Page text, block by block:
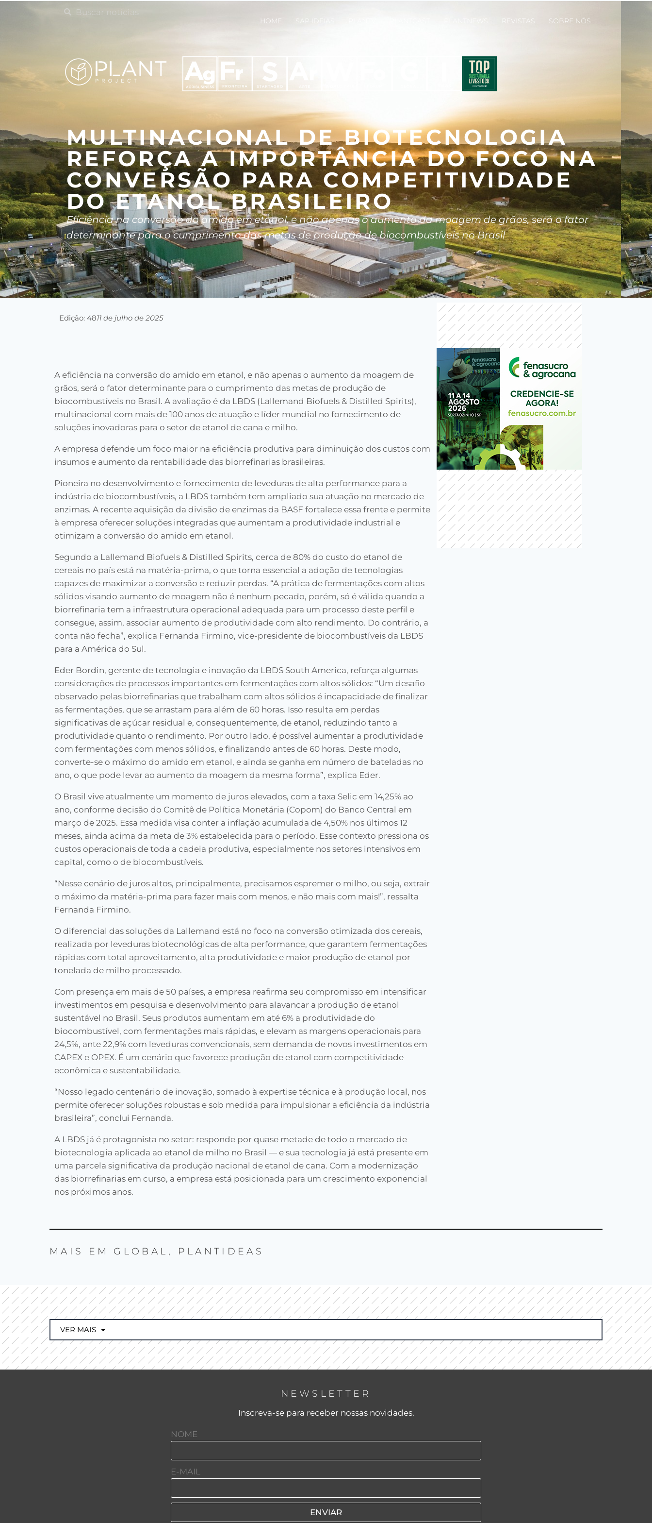
HOME SAP IDEIAS REVISTAS SOBRE NÓS
MULTINACIONAL DE BIOTECNOLOGIA
REFORÇA A IMPORTÂNCIA DO FOCO NA
CONVERSÃO PARA COMPETITIVIDADE
DO ETANOL BRASILEIRO
Eficiência na conversão do amido em etanol, e não apenas o aumento da moagem de grãos, será o fator
determinante para o cumprimento das metas de produção de biocombustíveis no Brasil
Edição: 4811 de julho de 2025
A eficiência na conversão do amido em etanol, e não apenas o aumento da moagem de
grãos, será o fator determinante para o cumprimento das metas de produção de
biocombustíveis no Brasil. A avaliação é da LBDS (Lallemand Biofuels & Distilled Spirits),
multinacional com mais de 100 anos de atuação e líder mundial no fornecimento de
soluções inovadoras para o setor de etanol de cana e milho.
A empresa defende um foco maior na eficiência produtiva para diminuição dos custos com
insumos e aumento da rentabilidade das biorrefinarias brasileiras.
Pioneira no desenvolvimento e fornecimento de leveduras de alta performance para a
indústria de biocombustíveis, a LBDS também tem ampliado sua atuação no mercado de
enzimas. A recente aquisição da divisão de enzimas da BASF fortalece essa frente e permite
à empresa oferecer soluções integradas que aumentam a produtividade industrial e
otimizam a conversão do amido em etanol.
Segundo a Lallemand Biofuels & Distilled Spirits, cerca de 80% do custo do etanol de
cereais no país está na matéria-prima, o que torna essencial a adoção de tecnologias
capazes de maximizar a conversão e reduzir perdas. “A prática de fermentações com altos
sólidos visando aumento de moagem não é nenhum pecado, porém, só é válida quando a
biorrefinaria tem a infraestrutura operacional adequada para um processo deste perfil e
consegue, assim, associar aumento de produtividade com alto rendimento. Do contrário, a
conta não fecha”, explica Fernanda Firmino, vice-presidente de biocombustíveis da LBDS
para a América do Sul.
Eder Bordin, gerente de tecnologia e inovação da LBDS South America, reforça algumas
considerações de processos importantes em fermentações com altos sólidos: “Um desafio
observado pelas biorrefinarias que trabalham com altos sólidos é incapacidade de finalizar
as fermentações, que se arrastam para além de 60 horas. Isso resulta em perdas
significativas de açúcar residual e, consequentemente, de etanol, reduzindo tanto a
produtividade quanto o rendimento. Por outro lado, é possível aumentar a produtividade
com fermentações com menos sólidos, e finalizando antes de 60 horas. Deste modo,
converte-se o máximo do amido em etanol, e ainda se ganha em número de bateladas no
ano, o que pode levar ao aumento da moagem da mesma forma”, explica Eder.
O Brasil vive atualmente um momento de juros elevados, com a taxa Selic em 14,25% ao
ano, conforme decisão do Comitê de Política Monetária (Copom) do Banco Central em
março de 2025. Essa medida visa conter a inflação acumulada de 4,50% nos últimos 12
meses, ainda acima da meta de 3% estabelecida para o período. Esse contexto pressiona os
custos operacionais de toda a cadeia produtiva, especialmente nos setores intensivos em
capital, como o de biocombustíveis.
“Nesse cenário de juros altos, principalmente, precisamos espremer o milho, ou seja, extrair
o máximo da matéria-prima para fazer mais com menos, e não mais com mais!”, ressalta
Fernanda Firmino.
O diferencial das soluções da Lallemand está no foco na conversão otimizada dos cereais,
realizada por leveduras biotecnológicas de alta performance, que garantem fermentações
rápidas com total aproveitamento, alta produtividade e maior produção de etanol por
tonelada de milho processado.
Com presença em mais de 50 países, a empresa reafirma seu compromisso em intensificar
investimentos em pesquisa e desenvolvimento para alavancar a produção de etanol
sustentável no Brasil. Seus produtos aumentam em até 6% a produtividade do
biocombustível, com fermentações mais rápidas, e elevam as margens operacionais para
24,5%, ante 22,9% com leveduras convencionais, sem demanda de novos investimentos em
CAPEX e OPEX. É um cenário que favorece produção de etanol com competitividade
econômica e sustentabilidade.
“Nosso legado centenário de inovação, somado à expertise técnica e à produção local, nos
permite oferecer soluções robustas e sob medida para impulsionar a eficiência da indústria
brasileira”, conclui Fernanda.
A LBDS já é protagonista no setor: responde por quase metade de todo o mercado de
biotecnologia aplicada ao etanol de milho no Brasil — e sua tecnologia já está presente em
uma parcela significativa da produção nacional de etanol de cana. Com a modernização
das biorrefinarias em curso, a empresa está posicionada para um crescimento exponencial
nos próximos anos.
MAIS EM GLOBAL , PLANTIDEAS
VER MAIS
NEWSLETTER
Inscreva-se para receber nossas novidades.
NOME
E-MAIL
ENVIAR